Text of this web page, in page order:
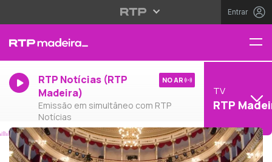
Entrar
RTP Notícias (RTP
Madeira)
Emissão em simultâneo com RTP
Notícias
NO AR
TV
RTP